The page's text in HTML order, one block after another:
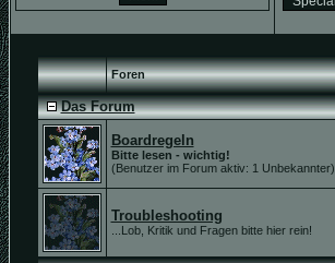
Foren
Das Forum
Boardregeln
Bitte lesen - wichtig!
(Benutzer im Forum aktiv: 1 Unbekannter)
Troubleshooting
...Lob, Kritik und Fragen bitte hier rein!